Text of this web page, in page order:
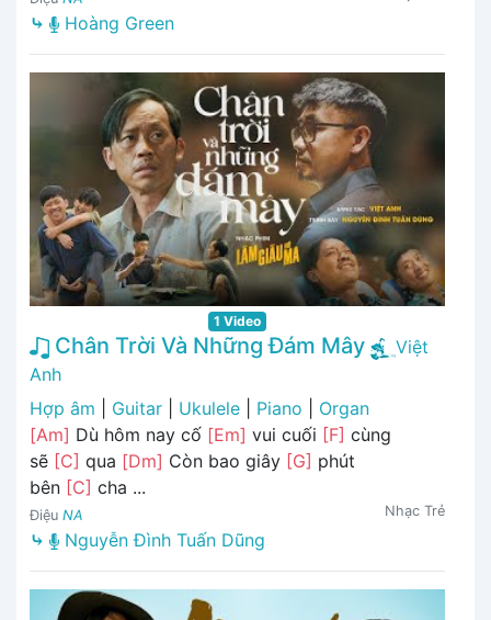
⤷ Hoàng Green
1 Video
Chân Trời Và Những Đám Mây
Việt
Anh
Hợp âm
Guitar Ukulele Piano
Organ
[Am] Dù hôm nay cố [Em] vui cuối [F] cùng
sẽ [C] qua [Dm] Còn bao giây [G] phút
bên [C] cha ...
Điệu NA Nhạc Trẻ
⤷ Nguyễn Đình Tuấn Dũng